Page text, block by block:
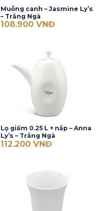
Muỗng canh – Jasmine Ly’s
– Trắng Ngà
108.900 VNĐ
Lọ giấm 0.25 L + nắp – Anna
Ly’s – Trắng Ngà
112.200 VNĐ